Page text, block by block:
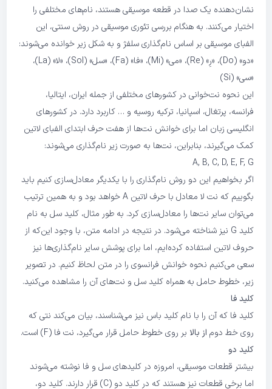
نشان‌دهنده یک صدا در قطعه موسیقی هستند، نام‌های مختلفی را
اختیار می‌کنند. به هنگام بررسی تئوری موسیقی در روش سنتی، این
الفبای موسیقی بر اساس نام‌گذاری سلفژ و به شکل زیر خوانده می‌شوند:
«دو» (Do)، «رِ» (Re)، «می» (Mi)، «فا» (Fa)، «سل» (Sol)، «لا» (La)،
«سی» (Si)
این نحوه نت‌خوانی در کشورهای مختلفی از جمله ایران، ایتالیا،
فرانسه، پرتغال، اسپانیا، ترکیه روسیه و … کاربرد دارد. در کشورهای
انگلیسی زبان اما برای خوانش نت‌ها از هفت حرف ابتدای الفبای لاتین
کمک می‌گیرند، بنابراین، نت‌ها به صورت زیر نام‌گذاری می‌شوند:
A, B, C, D, E, F, G
اگر بخواهیم این دو روش نام‌گذاری را با یکدیگر معادل‌سازی کنیم باید
بگوییم که نت لا معادل با حرف لاتین A خواهد بود و به همین ترتیب
می‌توان سایر نت‌ها را معادل‌سازی کرد. به طور مثال، کلید سل به نام
کلید G نیز شناخته می‌شود. در نتیجه در ادامه متن، با وجود این‌که از
حروف لاتین استفاده کرده‌ایم، اما برای پوشش سایر نام‌گذاری‌ها نیز
سعی می‌کنیم نحوه خوانش فرانسوی را در متن لحاظ کنیم. در تصویر
زیر‌، خطوط حامل به همراه کلید سل و نت‌های آن ‌را مشاهده می‌کنید.
کلید فا
کلید فا که آن را با نام کلید باس نیز می‌شناسند، بیان می‌کند نتی که
روی خط دوم از بالا بر روی خطوط حامل قرار می‌گیرد، نت فا (F) است.
کلید دو
بیشتر قطعات موسیقی، امروزه در کلیدهای سل و فا نوشته می‌شوند
اما برخی قطعات نیز هستند که در کلید دو (C) قرار دارند. کلید دو،